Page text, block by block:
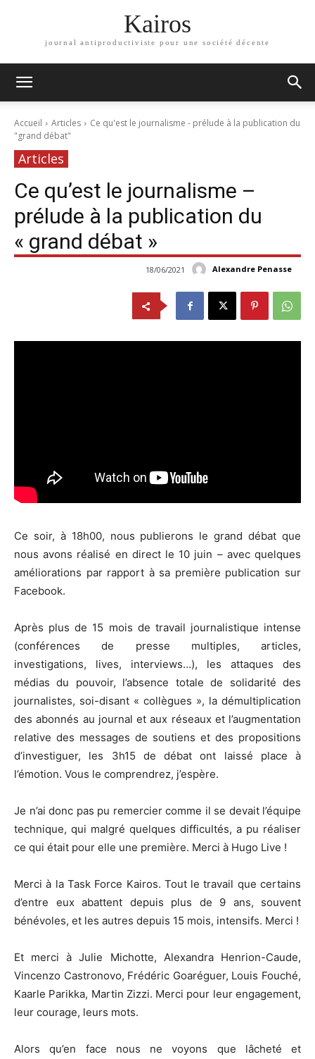
Kairos
journal antiproductiviste pour une société décente
Accueil Articles
Ce qu'est le journalisme - prélude à la publication du
"grand débat"
Articles
Ce qu’est le journalisme –
prélude à la publication du
« grand débat »
Alexandre Penasse
18/06/2021
Ce soir, à 18h00, nous publierons le grand débat que
nous avons réalisé en direct le 10 juin – avec quelques
améliorations par rapport à sa première publication sur
Facebook.
Après plus de 15 mois de travail journalistique intense
(conférences de presse multiples, articles,
investigations, lives, interviews…), les attaques des
médias du pouvoir, l’absence totale de solidarité des
journalistes, soi-disant « collègues », la démultiplication
des abonnés au journal et aux réseaux et l’augmentation
relative des messages de soutiens et des propositions
d’investiguer, les 3h15 de débat ont laissé place à
l’émotion. Vous le comprendrez, j’espère.
Je n’ai donc pas pu remercier comme il se devait l’équipe
technique, qui malgré quelques difficultés, a pu réaliser
ce qui était pour elle une première. Merci à Hugo Live !
Merci à la Task Force Kairos. Tout le travail que certains
d’entre eux abattent depuis plus de 9 ans, souvent
bénévoles, et les autres depuis 15 mois, intensifs. Merci !
Et merci à Julie Michotte, Alexandra Henrion-Caude,
Vincenzo Castronovo, Frédéric Goaréguer, Louis Fouché,
Kaarle Parikka, Martin Zizzi. Merci pour leur engagement,
leur courage, leurs mots.
Alors qu’en face nous ne voyons que lâcheté et